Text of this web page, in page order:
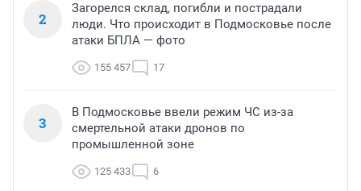
2
Загорелся склад, погибли и пострадали
люди. Что происходит в Подмосковье после
атаки БПЛА — фото
155 457 17
3
В Подмосковье ввели режим ЧС из-за
смертельной атаки дронов по
промышленной зоне
125 433 6